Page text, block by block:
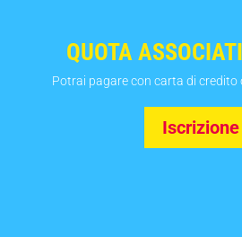
QUOTA
Potrai pagare con carta di credito
Iscrizione